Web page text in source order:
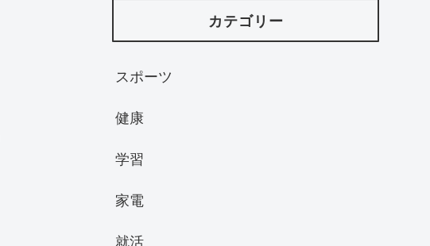
カテゴリー
スポーツ
健康
学習
家電
就活